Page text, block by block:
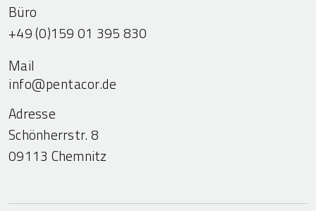
Büro
+49 (0)159 01 395 830
Mail
info@pentacor.de
Adresse
Schönherrstr. 8
09113 Chemnitz